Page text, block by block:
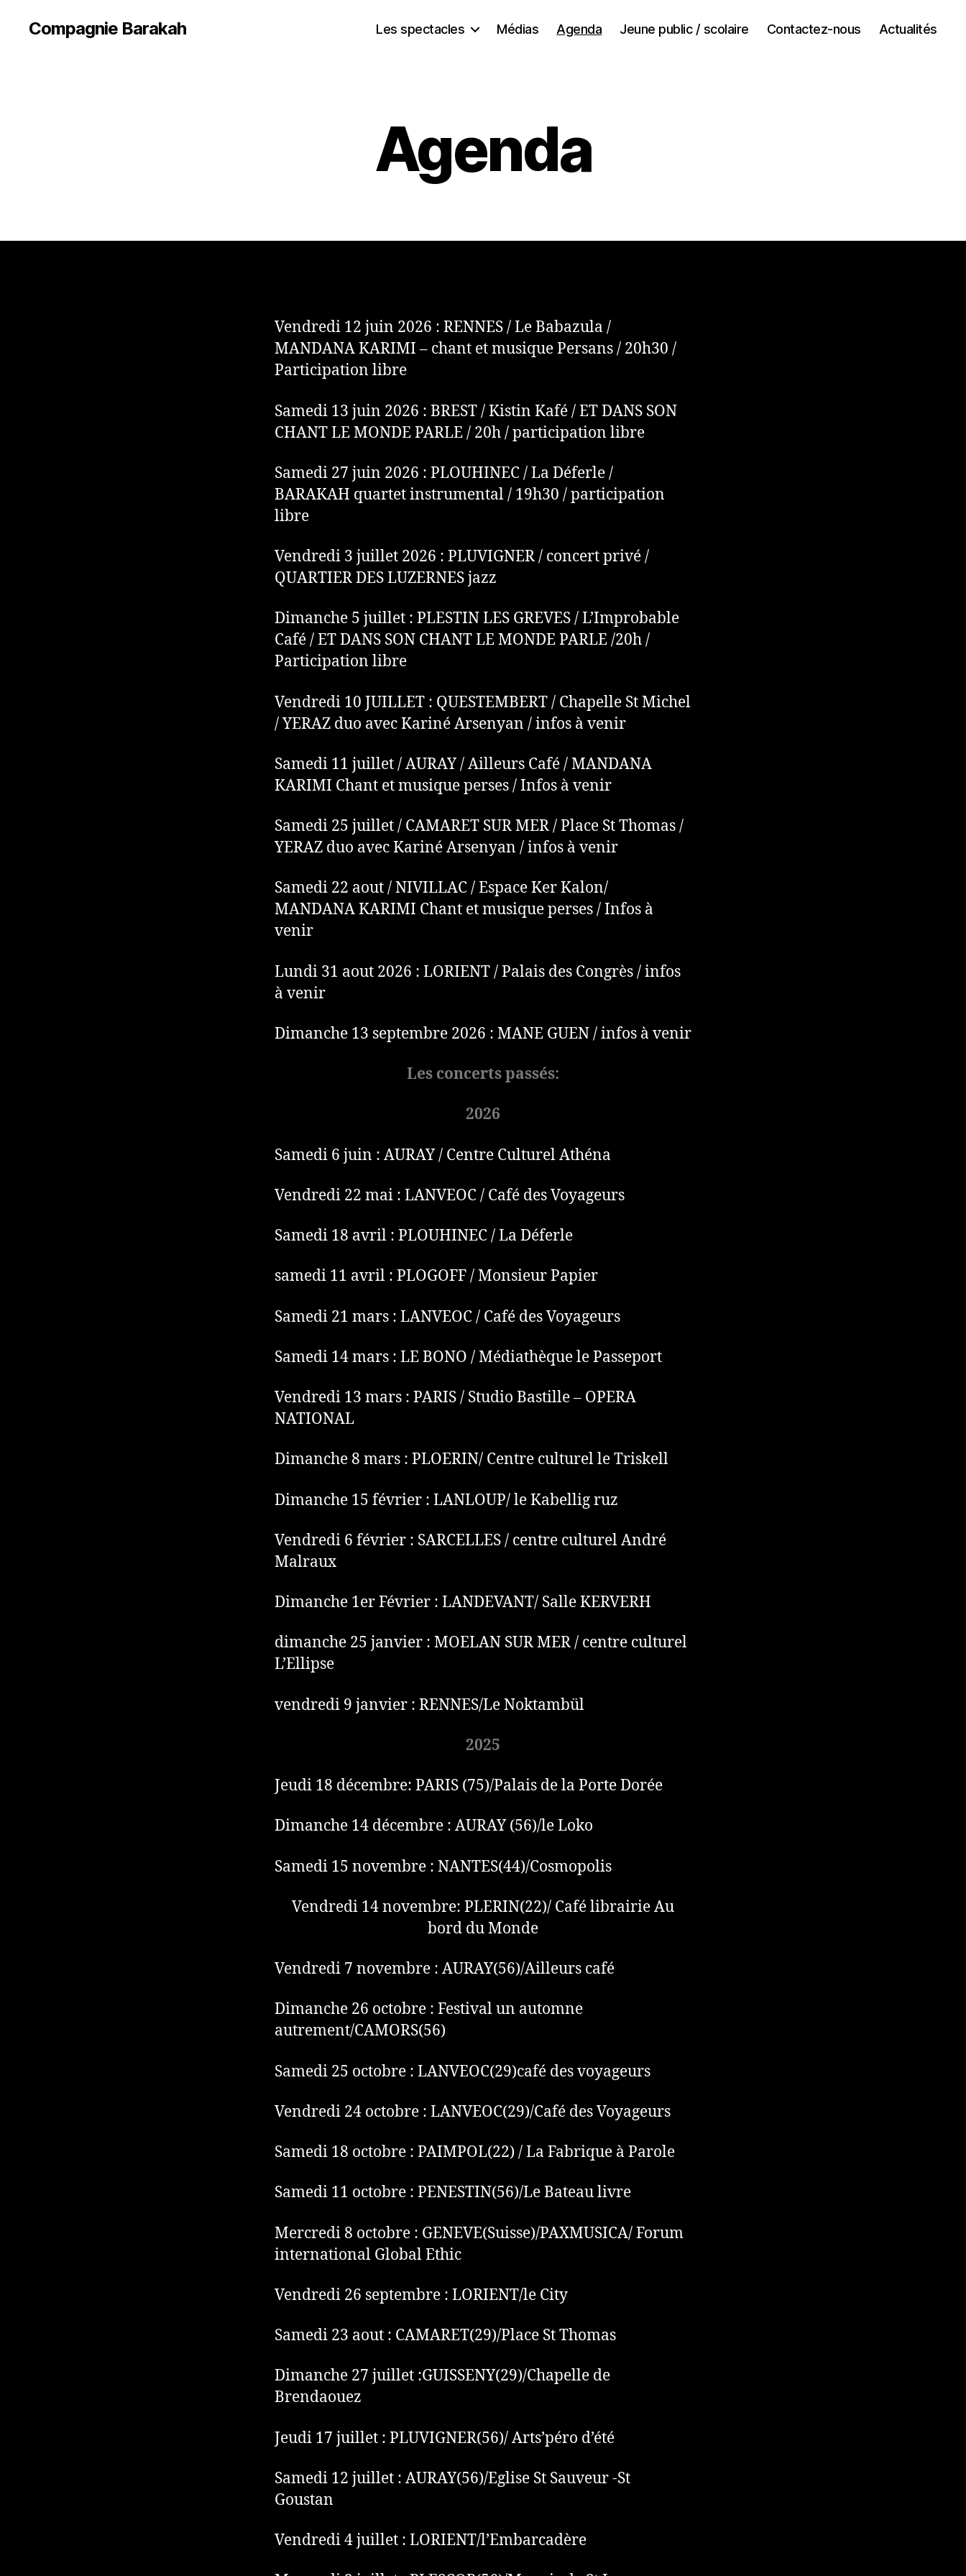
Compagnie Barakah Les spectacles Médias Agenda Jeune public / scolaire Contactez-nous Actualités
Agenda
Vendredi 12 juin 2026 : RENNES / Le Babazula /
MANDANA KARIMI – chant et musique Persans / 20h30 /
Participation libre
Samedi 13 juin 2026 : BREST / Kistin Kafé / ET DANS SON
CHANT LE MONDE PARLE / 20h / participation libre
Samedi 27 juin 2026 : PLOUHINEC / La Déferle /
BARAKAH quartet instrumental / 19h30 / participation
libre
Vendredi 3 juillet 2026 : PLUVIGNER / concert privé /
QUARTIER DES LUZERNES jazz
Dimanche 5 juillet : PLESTIN LES GREVES / L’Improbable
Café / ET DANS SON CHANT LE MONDE PARLE /20h /
Participation libre
Vendredi 10 JUILLET : QUESTEMBERT / Chapelle St Michel
/ YERAZ duo avec Kariné Arsenyan / infos à venir
Samedi 11 juillet / AURAY / Ailleurs Café / MANDANA
KARIMI Chant et musique perses / Infos à venir
Samedi 25 juillet / CAMARET SUR MER / Place St Thomas /
YERAZ duo avec Kariné Arsenyan / infos à venir
Samedi 22 aout / NIVILLAC / Espace Ker Kalon/
MANDANA KARIMI Chant et musique perses / Infos à
venir
Lundi 31 aout 2026 : LORIENT / Palais des Congrès / infos
à venir
Dimanche 13 septembre 2026 : MANE GUEN / infos à venir
Les concerts passés:
2026
Samedi 6 juin : AURAY / Centre Culturel Athéna
Vendredi 22 mai : LANVEOC / Café des Voyageurs
Samedi 18 avril : PLOUHINEC / La Déferle
samedi 11 avril : PLOGOFF / Monsieur Papier
Samedi 21 mars : LANVEOC / Café des Voyageurs
Samedi 14 mars : LE BONO / Médiathèque le Passeport
Vendredi 13 mars : PARIS / Studio Bastille – OPERA
NATIONAL
Dimanche 8 mars : PLOERIN/ Centre culturel le Triskell
Dimanche 15 février : LANLOUP/ le Kabellig ruz
Vendredi 6 février : SARCELLES / centre culturel André
Malraux
Dimanche 1er Février : LANDEVANT/ Salle KERVERH
dimanche 25 janvier : MOELAN SUR MER / centre culturel
L’Ellipse
vendredi 9 janvier : RENNES/Le Noktambül
2025
Jeudi 18 décembre: PARIS (75)/Palais de la Porte Dorée
Dimanche 14 décembre : AURAY (56)/le Loko
Samedi 15 novembre : NANTES(44)/Cosmopolis
Vendredi 14 novembre: PLERIN(22)/ Café librairie Au
bord du Monde
Vendredi 7 novembre : AURAY(56)/Ailleurs café
Dimanche 26 octobre : Festival un automne
autrement/CAMORS(56)
Samedi 25 octobre : LANVEOC(29)café des voyageurs
Vendredi 24 octobre : LANVEOC(29)/Café des Voyageurs
Samedi 18 octobre : PAIMPOL(22) / La Fabrique à Parole
Samedi 11 octobre : PENESTIN(56)/Le Bateau livre
Mercredi 8 octobre : GENEVE(Suisse)/PAXMUSICA/ Forum
international Global Ethic
Vendredi 26 septembre : LORIENT/le City
Samedi 23 aout : CAMARET(29)/Place St Thomas
Dimanche 27 juillet :GUISSENY(29)/Chapelle de
Brendaouez
Jeudi 17 juillet : PLUVIGNER(56)/ Arts’péro d’été
Samedi 12 juillet : AURAY(56)/Eglise St Sauveur -St
Goustan
Vendredi 4 juillet : LORIENT/l’Embarcadère